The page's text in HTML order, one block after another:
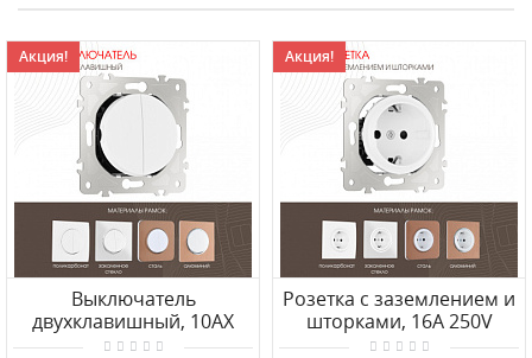
Акция!
Выключатель
двухклавишный, 10AX
250V 202.30-2.white Arte
Акция!
Розетка с заземлением и
шторками, 16A 250V
202.40-1.white Arte Milano